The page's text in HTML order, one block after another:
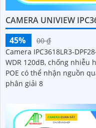
CAMERA UNIVIEW
45%
00 ₫
Camera IPC3618LR3-
WDR 120dB, chống nhiễu hình ảnh
POE có thể nhận nguồn qua dây
phân giải 8